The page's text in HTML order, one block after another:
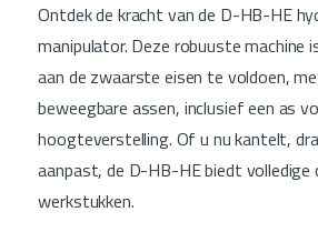
Ontdek de kracht van de D-HB-HE
manipulator. Deze robuuste machine
aan de zwaarste eisen te voldoen,
beweegbare assen, inclusief een as
hoogteverstelling. Of u nu kantelt,
aanpast, de D-HB-HE biedt
werkstukken.